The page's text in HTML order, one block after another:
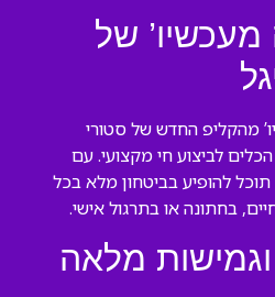
מעכשיו’ של
מהקליפ החדש של סטורי
לביצוע חי מקצועי. עם
להופיע בביטחון מלא בכל
בחתונה או בתרגול אישי.
וגמישות מלאה